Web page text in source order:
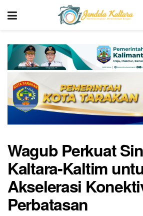
Wagub Perkuat
Kaltara-Kaltim
Akselerasi
Perbatasan